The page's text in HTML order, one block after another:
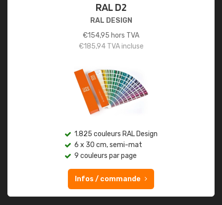
RAL D2
RAL DESIGN
€154,95 hors TVA
€185,94TVA incluse
1.825 couleurs RAL Design
6 x 30 cm, semi-mat
9 couleurs par page
Infos / commande